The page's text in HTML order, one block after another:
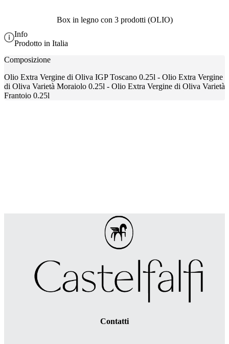
Box in legno con 3 prodotti (OLIO)
Info
Prodotto in Italia
Composizione
Olio Extra Vergine di Oliva IGP Toscano 0.25l - Olio Extra Vergine
di Oliva Varietà Moraiolo 0.25l - Olio Extra Vergine di Oliva Varietà
Frantoio 0.25l
Contatti